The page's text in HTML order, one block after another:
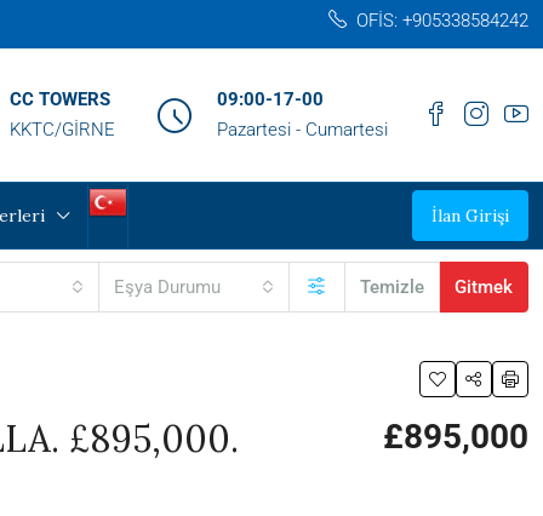
OFİS: +905338584242‬
CC TOWERS
KKTC/GİRNE
09:00-17-00
Pazartesi - Cumartesi
İlan Girişi
Eşya Durumu Temizle Gitmek
£895,000. £895,000